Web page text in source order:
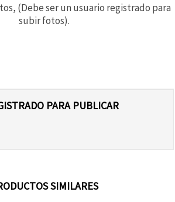
(Debe ser un usuario registrado para
subir fotos).
PARA PUBLICAR
SIMILARES